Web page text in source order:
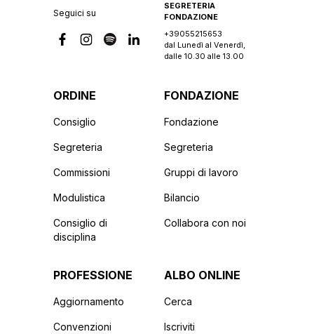
Seguici su
SEGRETERIA
FONDAZIONE
+39055215653
dal Lunedì al Venerdì,
dalle 10.30 alle 13.00
ORDINE
Consiglio
Segreteria
Commissioni
Modulistica
Consiglio di
disciplina
FONDAZIONE
Fondazione
Segreteria
Gruppi di lavoro
Bilancio
Collabora con noi
PROFESSIONE
Aggiornamento
Convenzioni
ALBO ONLINE
Cerca
Iscriviti